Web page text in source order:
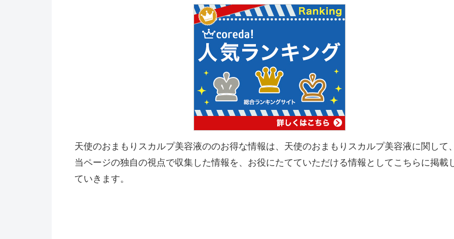
天使のおまもりスカルプ美容液ののお得な情報は、天使のおまもりスカルプ美容液に関して
当ページの独自の視点で収集した情報を、お役にたてていただける情報としてこちらに掲載
ていきます。